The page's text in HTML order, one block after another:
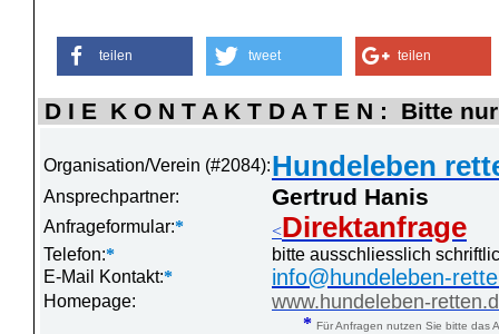
teilen tweet teilen
D I E K O N T A K T D A T E N : Bitte
Organisation/Verein (#2084):Hundeleben
Ansprechpartner: Gertrud Hanis
Anfrageformular:* <Direktanfrage
Telefon:*
bitte ausschliesslich
E-Mail Kontakt:* info@hundeleben-
Homepage: www.hundeleben-
* Für Anfragen nutzen Sie bitte das